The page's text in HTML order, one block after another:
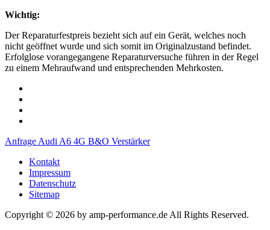
Wichtig:
Der Reparaturfestpreis bezieht sich auf ein Gerät, welches noch
nicht geöffnet wurde und sich somit im Originalzustand befindet.
Erfolglose vorangegangene Reparaturversuche führen in der Regel
zu einem Mehraufwand und entsprechenden Mehrkosten.
Anfrage Audi A6 4G B&O Verstärker
Kontakt
Impressum
Datenschutz
Sitemap
Copyright © 2026 by amp-performance.de All Rights Reserved.